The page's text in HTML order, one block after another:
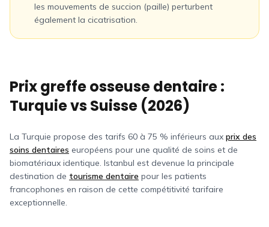
les mouvements de succion (paille) perturbent
également la cicatrisation.
Prix greffe osseuse dentaire :
Turquie vsSuisse (2026)
La Turquie propose des tarifs 60 à 75 % inférieurs aux prix des
soins dentaires européens pour une qualité de soins et de
biomatériaux identique. Istanbul est devenue la principale
destination de tourisme dentaire pour les patients
francophones en raison de cette compétitivité tarifaire
exceptionnelle.